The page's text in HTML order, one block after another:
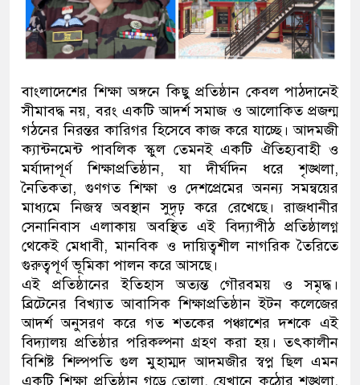
বাংলাদেশের শিক্ষা অঙ্গনে কিছু প্রতিষ্ঠান কেবল পাঠদানেই
সীমাবদ্ধ নয়, বরং একটি আদর্শ সমাজ ও আলোকিত প্রজন্ম
গঠনের নিরন্তর কারিগর হিসেবে কাজ করে যাচ্ছে। আদমজী
ক্যান্টনমেন্ট পাবলিক স্কুল তেমনই একটি ঐতিহ্যবাহী ও
মর্যাদাপূর্ণ শিক্ষাপ্রতিষ্ঠান, যা দীর্ঘদিন ধরে শৃঙ্খলা,
নৈতিকতা, গুণগত শিক্ষা ও দেশপ্রেমের অনন্য সমন্বয়ের
মাধ্যমে নিজস্ব অবস্থান সুদৃঢ় করে রেখেছে। রাজধানীর
সেনানিবাস এলাকায় অবস্থিত এই বিদ্যাপীঠ প্রতিষ্ঠালগ্ন
থেকেই মেধাবী, মানবিক ও দায়িত্বশীল নাগরিক তৈরিতে
গুরুত্বপূর্ণ ভূমিকা পালন করে আসছে।
এই প্রতিষ্ঠানের ইতিহাস অত্যন্ত গৌরবময় ও সমৃদ্ধ।
ব্রিটেনের বিখ্যাত আবাসিক শিক্ষাপ্রতিষ্ঠান ইটন কলেজের
আদর্শ অনুসরণ করে গত শতকের পঞ্চাশের দশকে এই
বিদ্যালয় প্রতিষ্ঠার পরিকল্পনা গ্রহণ করা হয়। তৎকালীন
বিশিষ্ট শিল্পপতি গুল মুহাম্মদ আদমজীর স্বপ্ন ছিল এমন
একটি শিক্ষা প্রতিষ্ঠান গড়ে তোলা, যেখানে কঠোর শৃঙ্খলা,